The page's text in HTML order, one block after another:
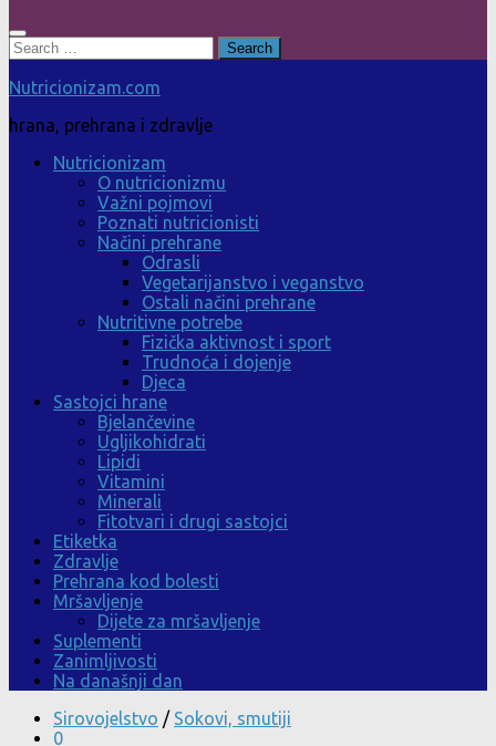
Search
for:
Nutricionizam.com
hrana, prehrana i zdravlje
Nutricionizam
O nutricionizmu
Važni pojmovi
Poznati nutricionisti
Načini prehrane
Odrasli
Vegetarijanstvo i veganstvo
Ostali načini prehrane
Nutritivne potrebe
Fizička aktivnost i sport
Trudnoća i dojenje
Djeca
Sastojci hrane
Bjelančevine
Ugljikohidrati
Lipidi
Vitamini
Minerali
Fitotvari i drugi sastojci
Etiketka
Zdravlje
Prehrana kod bolesti
Mršavljenje
Dijete za mršavljenje
Suplementi
Zanimljivosti
Na današnji dan
Sirovojelstvo / Sokovi, smutiji
0